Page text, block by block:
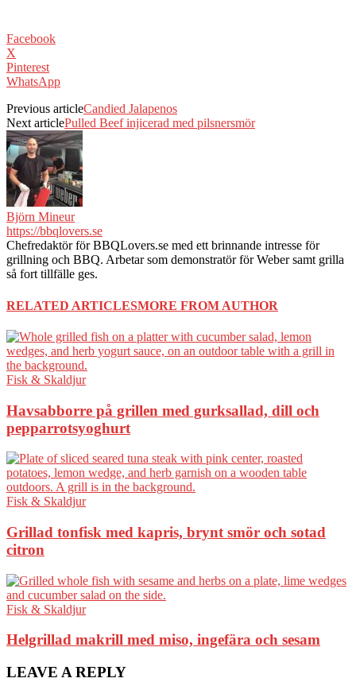
Facebook
X
Pinterest
WhatsApp
Previous articleCandied Jalapenos
Next articlePulled Beef injicerad med pilsnersmör
Björn Mineur
https://bbqlovers.se
Chefredaktör för BBQLovers.se med ett brinnande intresse för
grillning och BBQ. Arbetar som demonstratör för Weber samt grilla
så fort tillfälle ges.
RELATED ARTICLESMORE FROM AUTHOR
Fisk & Skaldjur
Havsabborre på grillen med gurksallad, dill och
pepparrotsyoghurt
Fisk & Skaldjur
Grillad tonfisk med kapris, brynt smör och sotad
citron
Fisk & Skaldjur
Helgrillad makrill med miso, ingefära och sesam
LEAVE A REPLY